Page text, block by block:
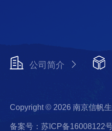
公司简介
Copyright © 2026 南京信帆
备案号：苏ICP备16008122